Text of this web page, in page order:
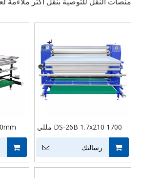
DS-26B 1.7x210 1700 مللي
متر النسيج النسيج التقويم أنبوب
تسخين لفة الهوائية الحرارة
الصحافة الأسطوانة التسامي
الروتاري آلة نقل الحرارة
رسالتك